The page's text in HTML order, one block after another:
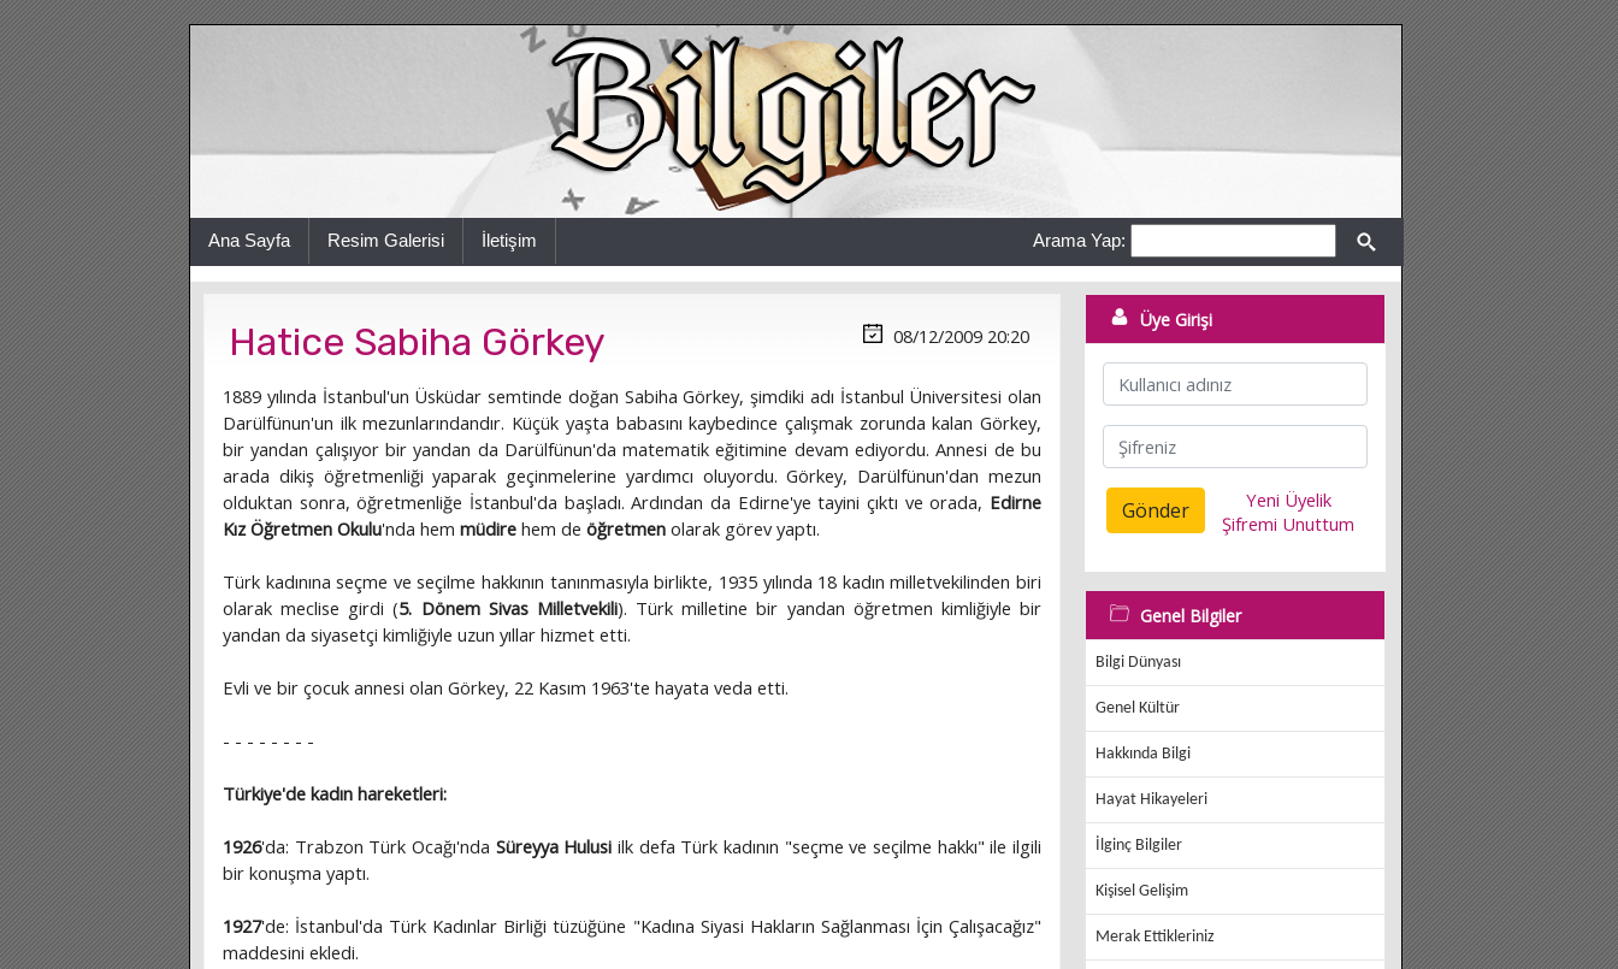
Ana Sayfa Resim Galerisi İletişim Arama Yap:
Hatice Sabiha Görkey 08/12/2009 20:20
1889 yılında İstanbul'un Üsküdar semtinde doğan Sabiha Görkey, şimdiki adı İstanbul Üniversitesi olan
Darülfünun'un ilk mezunlarındandır. Küçük yaşta babasını kaybedince çalışmak zorunda kalan Görkey,
bir yandan çalışıyor bir yandan da Darülfünun'da matematik eğitimine devam ediyordu. Annesi de bu
arada dikiş öğretmenliği yaparak geçinmelerine yardımcı oluyordu. Görkey, Darülfünun'dan mezun
olduktan sonra, öğretmenliğe İstanbul'da başladı. Ardından da Edirne'ye tayini çıktı ve orada, Edirne
Kız Öğretmen Okulu'nda hem müdire hem de öğretmen olarak görev yaptı.
Türk kadınına seçme ve seçilme hakkının tanınmasıyla birlikte, 1935 yılında 18 kadın milletvekilinden biri
olarak meclise girdi (5. Dönem Sivas Milletvekili). Türk milletine bir yandan öğretmen kimliğiyle bir
yandan da siyasetçi kimliğiyle uzun yıllar hizmet etti.
Evli ve bir çocuk annesi olan Görkey, 22 Kasım 1963'te hayata veda etti.
- - - - - - - -
Türkiye'de kadın hareketleri:
1926'da: Trabzon Türk Ocağı'nda Süreyya Hulusi ilk defa Türk kadının "seçme ve seçilme hakkı" ile ilgili
bir konuşma yaptı.
1927'de: İstanbul'da Türk Kadınlar Birliği tüzüğüne "Kadına Siyasi Hakların Sağlanması İçin Çalışacağız"
maddesini ekledi.
Üye Girişi
Gönder
Yeni Üyelik
Şifremi Unuttum
Genel Bilgiler
Bilgi Dünyası
Genel Kültür
Hakkında Bilgi
Hayat Hikayeleri
İlginç Bilgiler
Kişisel Gelişim
Merak Ettikleriniz